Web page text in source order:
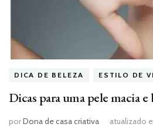
DICA DE BELEZA ESTILO DE
Dicas para uma pele macia
porDona de casa criativa atualizado